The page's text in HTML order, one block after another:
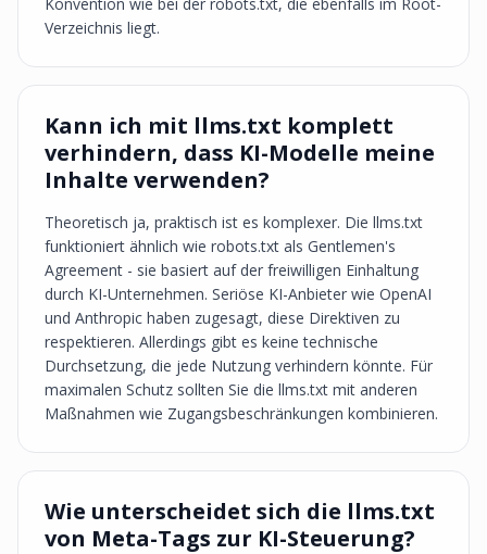
Verzeichnis liegt.
Kann ich mit llms.txt komplett
verhindern, dass KI-Modelle meine
Inhalte verwenden?
Theoretisch ja, praktisch ist es komplexer. Die llms.txt
funktioniert ähnlich wie robots.txt als Gentlemen's
Agreement - sie basiert auf der freiwilligen Einhaltung
durch KI-Unternehmen. Seriöse KI-Anbieter wie OpenAI
und Anthropic haben zugesagt, diese Direktiven zu
respektieren. Allerdings gibt es keine technische
Durchsetzung, die jede Nutzung verhindern könnte. Für
maximalen Schutz sollten Sie die llms.txt mit anderen
Maßnahmen wie Zugangsbeschränkungen kombinieren.
Wie unterscheidet sich die llms.txt
von Meta-Tags zur KI-Steuerung?